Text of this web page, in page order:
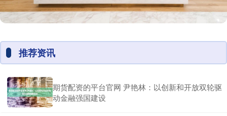
推荐资讯
期货配资的平台官网 尹艳林：以创新和开放双轮驱
动金融强国建设